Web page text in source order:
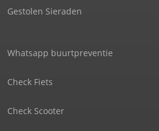
Gestolen Sieraden
Whatsapp buurtpreventie
Check Fiets
Check Scooter